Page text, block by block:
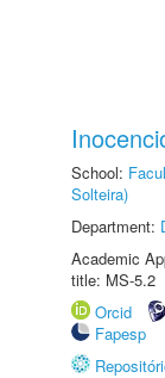
School:
Solteira)
Department:
Academic
title: MS-5.2
Orcid
Fapesp